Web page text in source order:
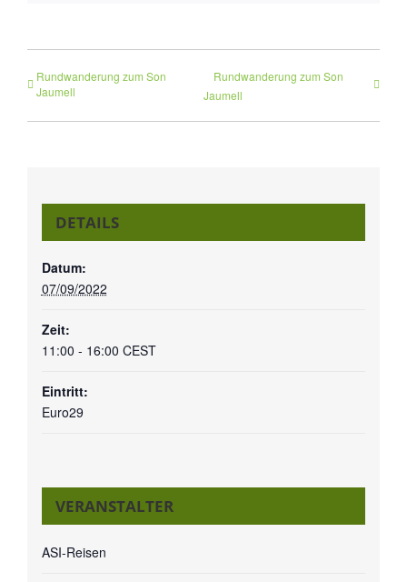
Rundwanderung zum Son
Jaumell
Rundwanderung zum Son
Jaumell
DETAILS
Datum:
07/09/2022
Zeit:
11:00 - 16:00 CEST
Eintritt:
Euro29
VERANSTALTER
ASI-Reisen